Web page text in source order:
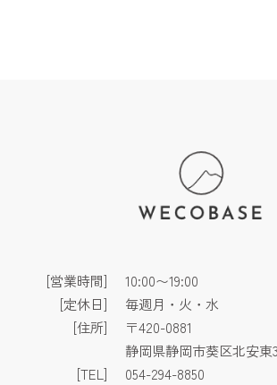
[営業時間]
10:00〜19:00
[定休日]
毎週月・火・水
[住所]
〒420-0881
静岡県静岡市葵区北安東
[TEL]
054-294-8850